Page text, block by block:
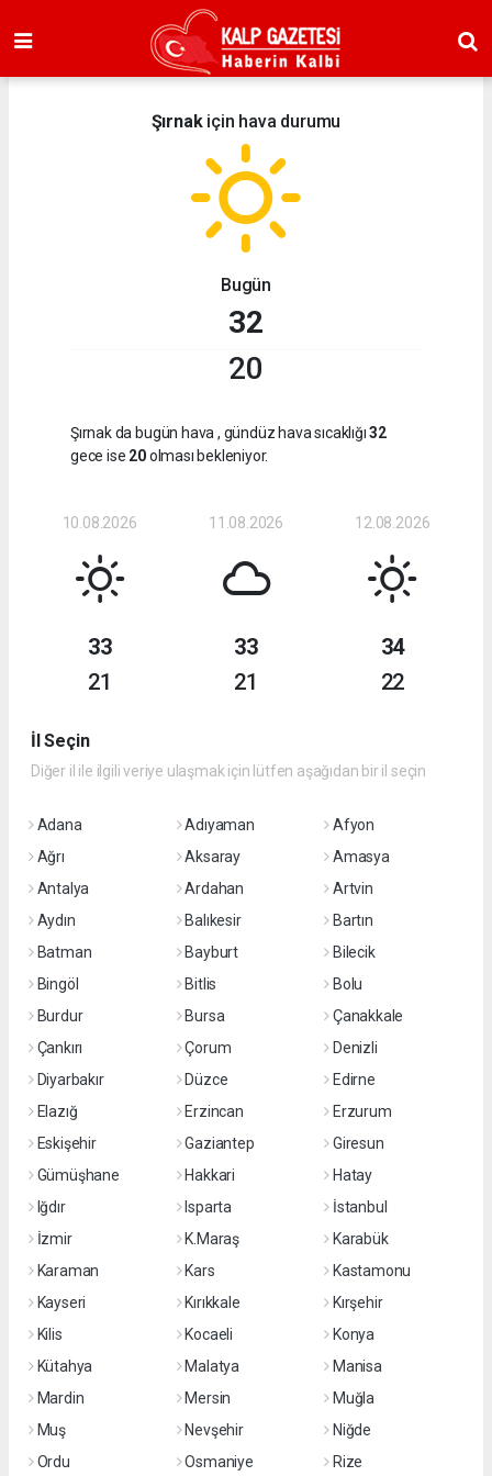
Şırnakiçin hava durumu
Bugün
32
20
Şırnak da bugün hava , gündüz hava sıcaklığı32
gece ise 20olması bekleniyor.
10.08.2026
33
21
11.08.2026
33
21
12.08.2026
34
22
İl Seçin
Diğer il ile ilgili veriye ulaşmak için lütfen aşağıdan bir il seçin
Adana Adıyaman
Afyon
Ağrı
Aksaray
Amasya
Antalya
Ardahan
Artvin
Aydın
Balıkesir
Bartın
Batman
Bayburt
Bilecik
Bingöl
Bitlis
Bolu
Burdur
Bursa
Çanakkale
Çankırı
Çorum
Denizli
Diyarbakır
Düzce
Edirne
Elazığ
Erzincan
Erzurum
Eskişehir
Gaziantep
Giresun
Gümüşhane
Hakkari
Hatay
Iğdır
Isparta
İstanbul
İzmir
K.Maraş
Karabük
Karaman
Kars
Kastamonu
Kayseri
Kırıkkale
Kırşehir
Kilis
Kocaeli
Konya
Kütahya
Malatya
Manisa
Mardin
Mersin
Muğla
Muş
Nevşehir
Niğde
Ordu
Osmaniye Rize